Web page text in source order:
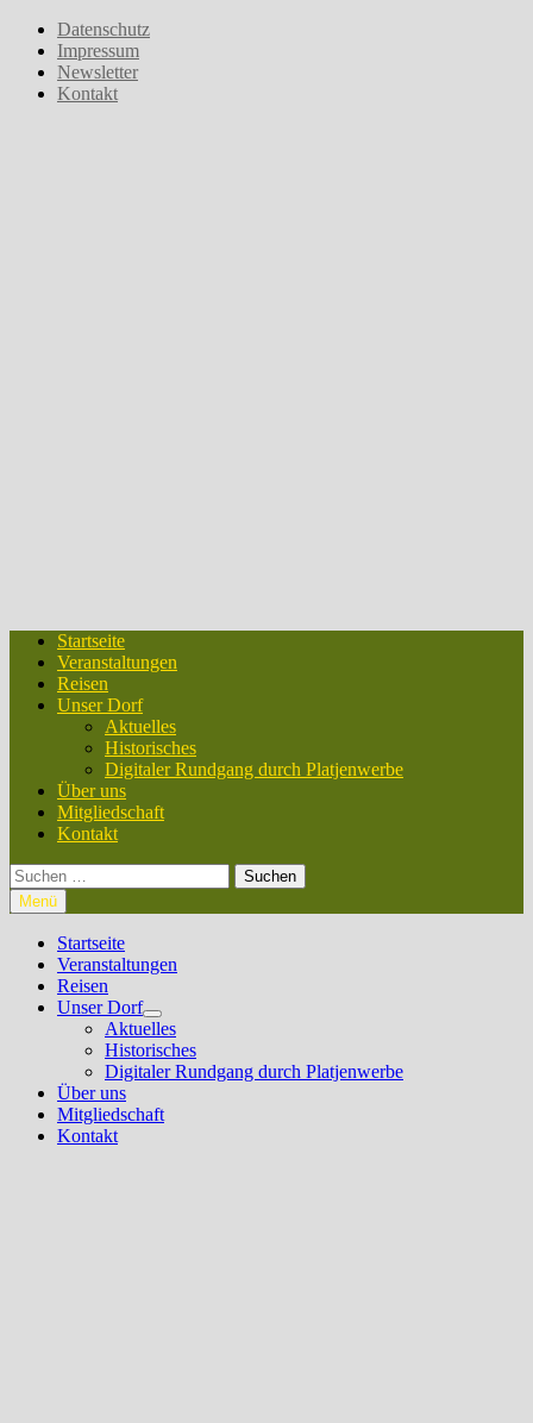
Zum
Inhalt
springen
Datenschutz
Impressum
Newsletter
Kontakt
Startseite
Veranstaltungen
Reisen
Unser Dorf
Aktuelles
Historisches
Digitaler Rundgang durch Platjenwerbe
Über uns
Mitgliedschaft
Kontakt
Suchen
nach:
Menü
Startseite
Veranstaltungen
Reisen
Unser Dorf
Untermenü
anzeigen
Aktuelles
Historisches
Digitaler Rundgang durch Platjenwerbe
Über uns
Mitgliedschaft
Kontakt